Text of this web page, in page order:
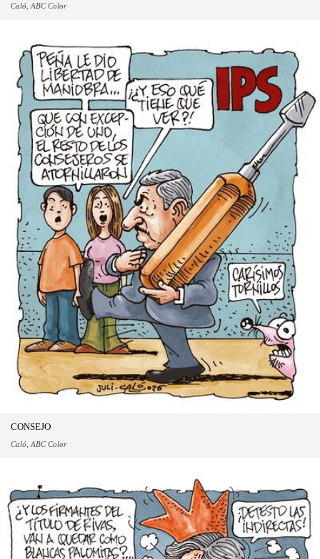
Caló, ABC Color
CONSEJO
Caló, ABC Color